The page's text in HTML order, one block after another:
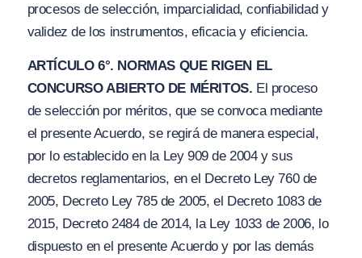
procesos de selección, imparcialidad, confiabilidad y
validez de los instrumentos, eficacia y eficiencia.
ARTÍCULO 6°. NORMAS QUE RIGEN EL
CONCURSO ABIERTO DE MÉRITOS. El proceso
de selección por méritos, que se convoca mediante
el presente Acuerdo, se regirá de manera especial,
por lo establecido en la Ley 909 de 2004 y sus
decretos reglamentarios, en el Decreto Ley 760 de
2005, Decreto Ley 785 de 2005, el Decreto 1083 de
2015, Decreto 2484 de 2014, la Ley 1033 de 2006, lo
dispuesto en el presente Acuerdo y por las demás